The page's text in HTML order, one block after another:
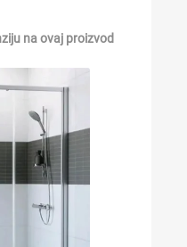
na ovaj proizvod